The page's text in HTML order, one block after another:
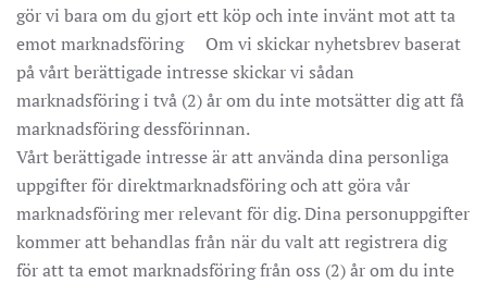
gör vi bara om du gjort ett köp och inte invänt mot att ta
emot marknadsföring Om vi skickar nyhetsbrev baserat
på vårt berättigade intresse skickar vi sådan
marknadsföring i två (2) år om du inte motsätter dig att få
marknadsföring dessförinnan.
Vårt berättigade intresse är att använda dina personliga
uppgifter för direktmarknadsföring och att göra vår
marknadsföring mer relevant för dig. Dina personuppgifter
kommer att behandlas från när du valt att registrera dig
för att ta emot marknadsföring från oss (2) år om du inte